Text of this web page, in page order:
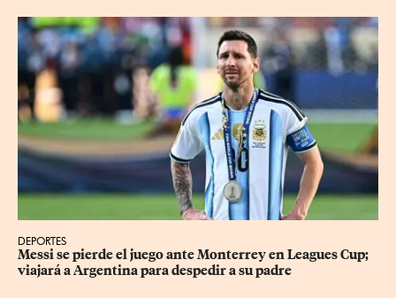
DEPORTES
Messi se pierde el juego ante Monterrey en Leagues Cup;
viajará a Argentina para despedir a su padre